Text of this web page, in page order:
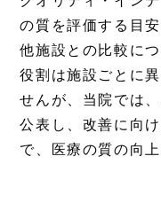
の質を評価する目
他施設との比較に
役割は施設ごとに
せんが、当院では
公表し、改善に向
で、医療の質の向